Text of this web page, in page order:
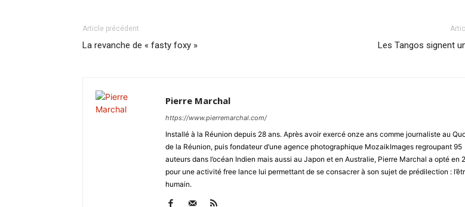
Article précédent
La revanche de « fasty foxy » Les Tangos signent
Pierre Marchal
https://www.pierremarchal.com/
Installé à la Réunion depuis 28 ans. Après avoir exercé onze ans comme journaliste au
de la Réunion, puis fondateur d’une agence photographique MozaikImages regroupant 95
auteurs dans l’océan Indien mais aussi au Japon et en Australie, Pierre Marchal a opté en
pour une activité free lance lui permettant de se consacrer à son sujet de prédilection :
humain.